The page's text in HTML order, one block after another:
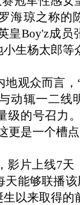
海琼之称的
皇Boy'z成员
生杨太郎等
观众而言，
动辄一二线
级的号召力
更是一个槽
片上线7天
能够联播
以来取得的